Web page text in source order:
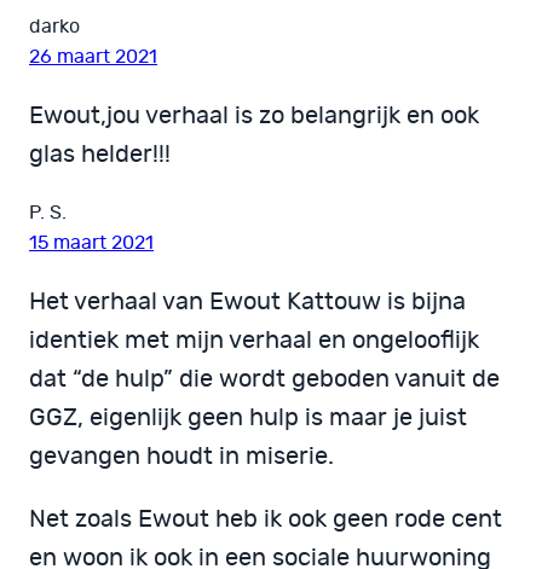
darko
26 maart 2021
Ewout,jou verhaal is zo belangrijk en ook
glas helder!!!
P. S.
15 maart 2021
Het verhaal van Ewout Kattouw is bijna
identiek met mijn verhaal en ongelooflijk
dat “de hulp” die wordt geboden vanuit de
GGZ, eigenlijk geen hulp is maar je juist
gevangen houdt in miserie.
Net zoals Ewout heb ik ook geen rode cent
en woon ik ook in een sociale huurwoning